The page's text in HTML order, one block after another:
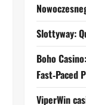
Slottyway:
Boho
Fast‑Paced
ViperWin